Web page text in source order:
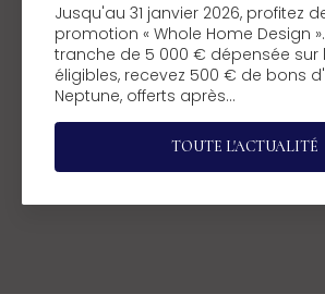
Jusqu'au 31 janvier 2026, profitez
promotion « Whole Home Design
tranche de 5 000 € dépensée sur
éligibles, recevez 500 € de bons
Neptune, offerts après…
TOUTE L'ACTUALITÉ